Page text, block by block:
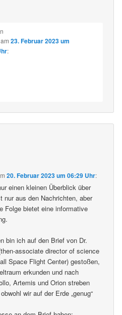
23. Februar 2023 um
:
20. Februar 2023 um 06:29 Uhr:
einen kleinen Überblick über
nur aus den Nachrichten, aber
Folge bietet eine informative
bin ich auf den Brief von Dr.
associate director of science
Space Flight Center) gestoßen,
erkunden und nach
Artemis und Orion streben
wir auf der Erde „genug“